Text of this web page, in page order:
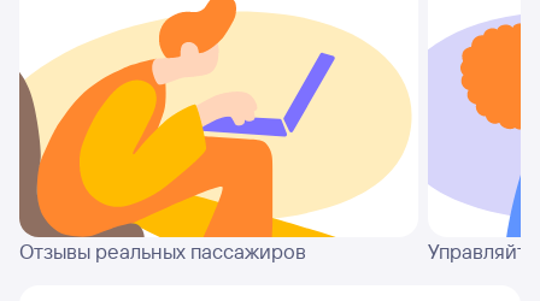
Отзывы реальных пассажиров